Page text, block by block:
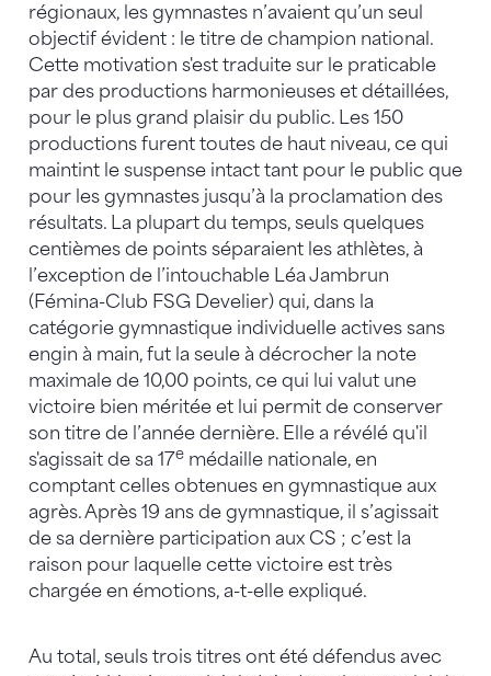
régionaux, les gymnastes n’avaient qu’un seul
objectif évident : le titre de champion national.
Cette motivation s'est traduite sur le praticable
par des productions harmonieuses et détaillées,
pour le plus grand plaisir du public. Les 150
productions furent toutes de haut niveau, ce qui
maintint le suspense intact tant pour le public que
pour les gymnastes jusqu’à la proclamation des
résultats. La plupart du temps, seuls quelques
centièmes de points séparaient les athlètes, à
l’exception de l’intouchable Léa Jambrun
(Fémina-Club FSG Develier) qui, dans la
catégorie gymnastique individuelle actives sans
engin à main, fut la seule à décrocher la note
maximale de 10,00 points, ce qui lui valut une
victoire bien méritée et lui permit de conserver
son titre de l’année dernière. Elle a révélé qu'il
s'agissait de sa 17e médaille nationale, en
comptant celles obtenues en gymnastique aux
agrès. Après 19 ans de gymnastique, il s’agissait
de sa dernière participation aux CS ; c’est la
raison pour laquelle cette victoire est très
chargée en émotions, a-t-elle expliqué.
Au total, seuls trois titres ont été défendus avec